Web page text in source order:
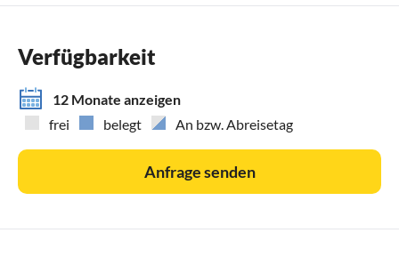
Verfügbarkeit
12 Monate anzeigen
frei
belegt An bzw. Abreisetag
Anfrage senden